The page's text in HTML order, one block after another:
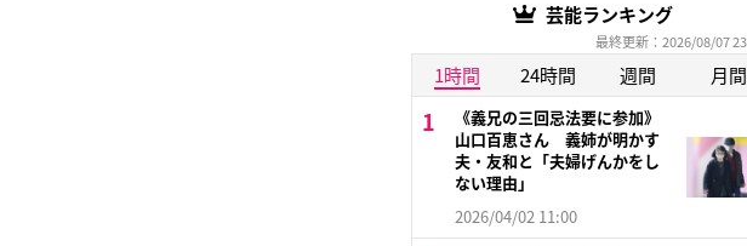
芸能ランキング
最終更新：2026/08/07
1時間 24時間 週間 月間
《義兄の三回忌法要に参加》
山口百恵さん 義姉が明かす
夫・友和と「夫婦げんかをし
ない理由」
2026/04/02 11:00